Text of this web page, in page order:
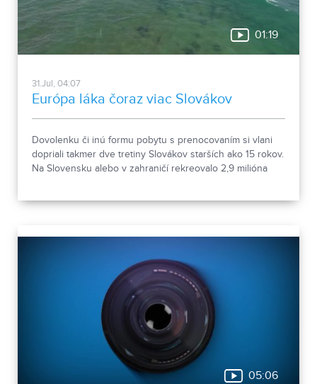
01:19
31.Jul, 04:07
Európa láka čoraz viac Slovákov
Dovolenku či inú formu pobytu s prenocovaním si vlani
dopriali takmer dve tretiny Slovákov starších ako 15 rokov.
Na Slovensku alebo v zahraničí rekreovalo 2,9 milióna
05:06